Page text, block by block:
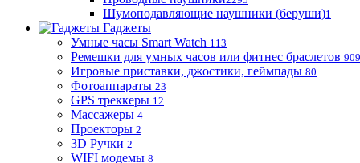
Шумоподавляющие наушники (беруши)1
Гаджеты
Умные часы Smart Watch 113
Ремешки для умных часов или фитнес браслетов 909
Игровые приставки, джостики, геймпады 80
Фотоаппараты 23
GPS треккеры 12
Массажеры 4
Проекторы 2
3D Ручки 2
WIFI модемы 8